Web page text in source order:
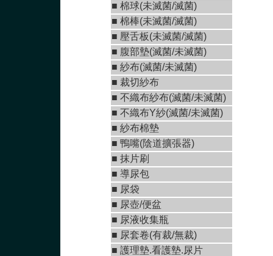
■ 棉球(未滅菌/滅菌)
■ 棉棒(未滅菌/滅菌)
■ 壓舌板(未滅菌/滅菌)
■ 腹部墊(滅菌/未滅菌)
■ 紗布(滅菌/未滅菌)
■ 裁切紗布
■ 不織布紗布(滅菌/未滅菌)
■ 不織布Y紗(滅菌/未滅菌)
■ 紗布棉墊
■ 鴨嘴(陰道擴張器)
■ 抹片刷
■ 導尿包
■ 尿袋
■ 尿壺/便盆
■ 尿液收集瓶
■ 尿套卷(有裁/無裁)
■ 護理墊.看護墊.尿片